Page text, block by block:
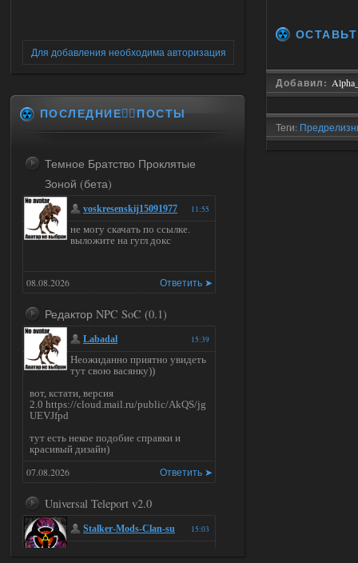
Добавил:
Теги:
Для добавления необходима авторизация
ПОСЛЕДНИЕ✍🏻ПОСТЫ
Темное Братство Проклятые
Зоной (бета)
11:55
voskresenskij15091977
не могу скачать по ссылке.
выложите на гугл докс
Ответить ➤
08.08.2026
Редактор NPC SoC (0.1)
15:39
Labadal
Неожиданно приятно увидеть
тут свою васянку))
вот, кстати, версия
2.0 https://cloud.mail.ru/public/AkQS/jg
UEVJfpd
тут есть некое подобие справки и
красивый дизайн)
Ответить ➤
07.08.2026
Universal Teleport v2.0
15:03
Stalker-Mods-Clan-su